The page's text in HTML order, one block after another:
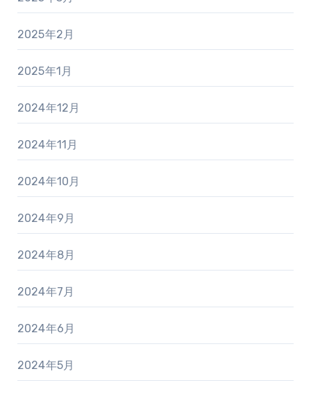
2025年2月
2025年1月
2024年12月
2024年11月
2024年10月
2024年9月
2024年8月
2024年7月
2024年6月
2024年5月